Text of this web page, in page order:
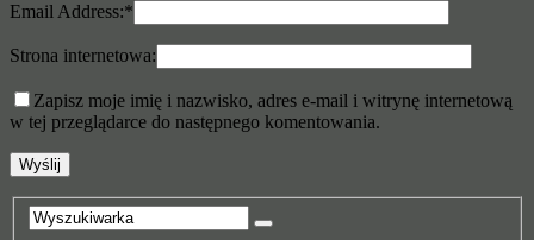
Email Address:*
Strona internetowa:
Zapisz moje imię i nazwisko, adres e-mail i witrynę internetową
w tej przeglądarce do następnego komentowania.